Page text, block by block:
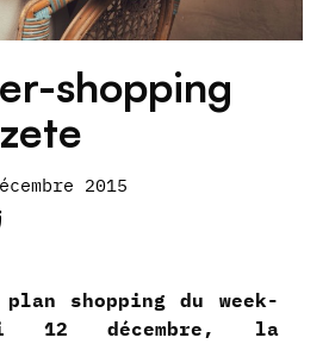
shopping
2015
shopping du week-
12 décembre, la